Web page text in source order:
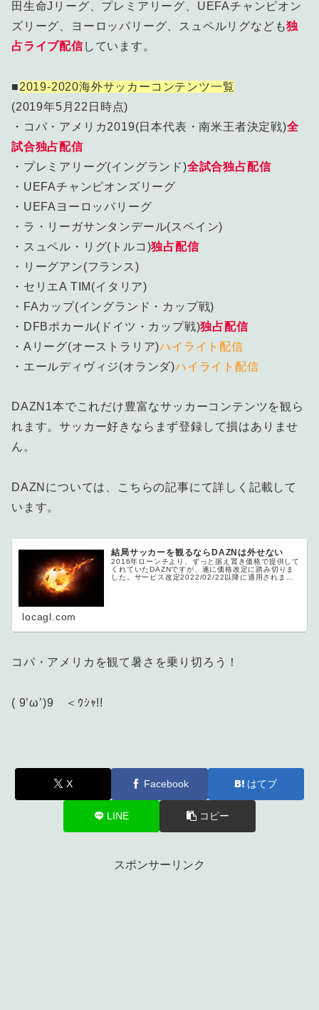
田生命Jリーグ、プレミアリーグ、UEFAチャンピオン
ズリーグ、ヨーロッパリーグ、スュペルリグなども独
占ライブ配信しています。
■2019-2020海外サッカーコンテンツ一覧
(2019年5月22日時点)
・コパ・アメリカ2019(日本代表・南米王者決定戦)全
試合独占配信
・プレミアリーグ(イングランド)全試合独占配信
・UEFAチャンピオンズリーグ
・UEFAヨーロッパリーグ
・ラ・リーガサンタンデール(スペイン)
・スュペル・リグ(トルコ)独占配信
・リーグアン(フランス)
・セリエA TIM(イタリア)
・FAカップ(イングランド・カップ戦)
・DFBポカール(ドイツ・カップ戦)独占配信
・Aリーグ(オーストラリア)ハイライト配信
・エールディヴィジ(オランダ)ハイライト配信
DAZN1本でこれだけ豊富なサッカーコンテンツを観ら
れます。サッカー好きならまず登録して損はありませ
ん。
DAZNについては、こちらの記事にて詳しく記載して
います。
結局サッカーを観るならDAZNは外せない
2016年ローンチより、ずっと据え置き価格で提供して
くれていたDAZNですが、遂に価格改定に踏み切りま
した。サービス改定2022/02/22以降に適用されま
locagl.com
コパ・アメリカを観て暑さを乗り切ろう！
( 9’ω’)9 ＜ｳｼｬ!!
X Facebook はてブ
LINE コピー
スポンサーリンク